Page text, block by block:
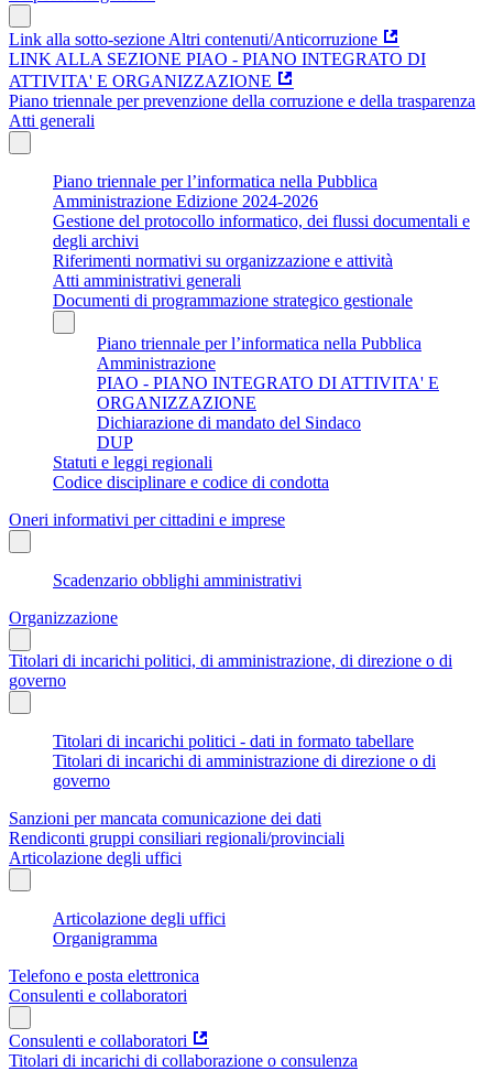
Link alla sotto-sezione Altri contenuti/Anticorruzione
LINK ALLA SEZIONE PIAO - PIANO INTEGRATO DI
ATTIVITA' E ORGANIZZAZIONE
Piano triennale per prevenzione della corruzione e della trasparenza
Atti generali
Piano triennale per l’informatica nella Pubblica
Amministrazione Edizione 2024-2026
Gestione del protocollo informatico, dei flussi documentali e
degli archivi
Riferimenti normativi su organizzazione e attività
Atti amministrativi generali
Documenti di programmazione strategico gestionale
Piano triennale per l’informatica nella Pubblica
Amministrazione
PIAO - PIANO INTEGRATO DI ATTIVITA' E
ORGANIZZAZIONE
Dichiarazione di mandato del Sindaco
DUP
Statuti e leggi regionali
Codice disciplinare e codice di condotta
Oneri informativi per cittadini e imprese
Scadenzario obblighi amministrativi
Organizzazione
Titolari di incarichi politici, di amministrazione, di direzione o di
governo
Titolari di incarichi politici - dati in formato tabellare
Titolari di incarichi di amministrazione di direzione o di
governo
Sanzioni per mancata comunicazione dei dati
Rendiconti gruppi consiliari regionali/provinciali
Articolazione degli uffici
Articolazione degli uffici
Organigramma
Telefono e posta elettronica
Consulenti e collaboratori
Consulenti e collaboratori
Titolari di incarichi di collaborazione o consulenza